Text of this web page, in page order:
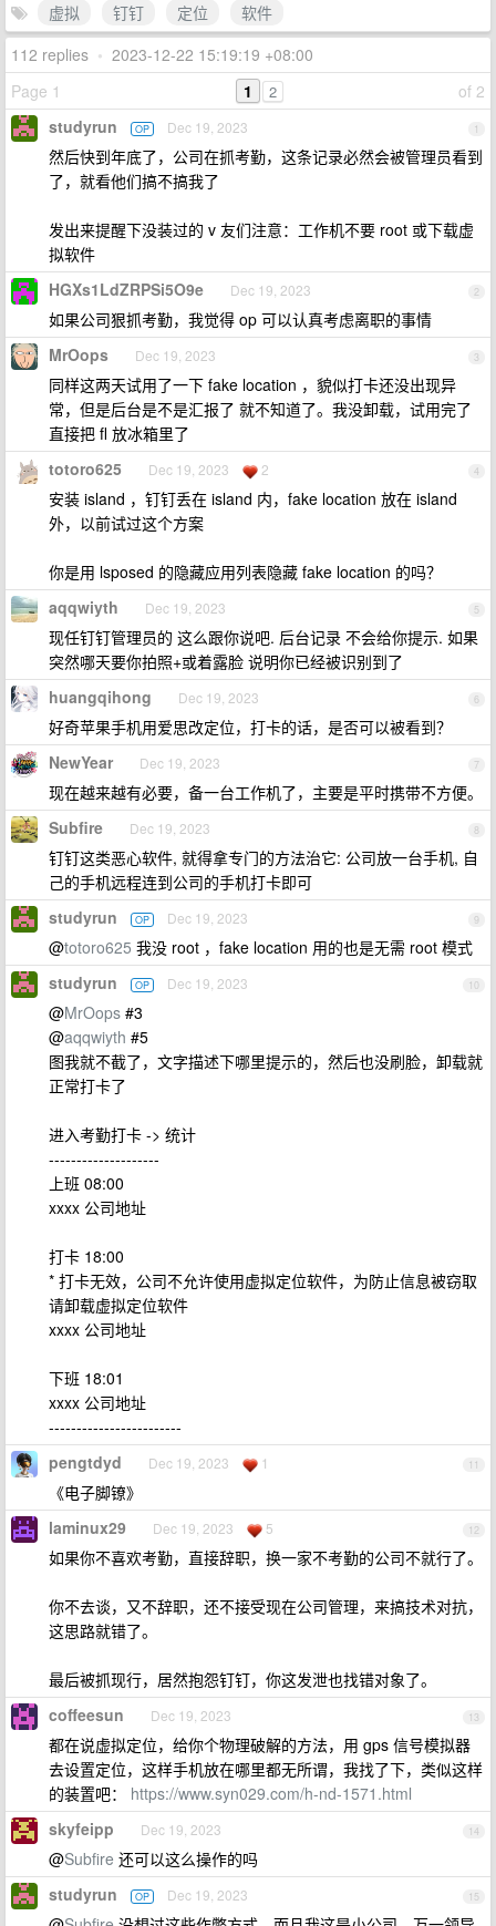
虚拟
钉钉 定位
软件
112 replies • 2023-12-22 15:19:19 +08:00
Page 1
of 2
1 2
1
studyrun OP Dec 19, 2023
然后快到年底了，公司在抓考勤，这条记录必然会被管理员看到
了，就看他们搞不搞我了
发出来提醒下没装过的 v 友们注意：工作机不要 root 或下载虚
拟软件
2
HGXs1LdZRPSi5O9e Dec 19, 2023
如果公司狠抓考勤，我觉得 op 可以认真考虑离职的事情
3
MrOops Dec 19, 2023
同样这两天试用了一下 fake location ，貌似打卡还没出现异
常，但是后台是不是汇报了 就不知道了。我没卸载，试用完了
直接把 fl 放冰箱里了
4
totoro625 Dec 19, 2023 2
安装 island ，钉钉丢在 island 内，fake location 放在 island
外，以前试过这个方案
你是用 lsposed 的隐藏应用列表隐藏 fake location 的吗？
5
aqqwiyth Dec 19, 2023
现任钉钉管理员的 这么跟你说吧. 后台记录 不会给你提示. 如果
突然哪天要你拍照+或着露脸 说明你已经被识别到了
6
huangqihong Dec 19, 2023
好奇苹果手机用爱思改定位，打卡的话，是否可以被看到？
7
NewYear Dec 19, 2023
现在越来越有必要，备一台工作机了，主要是平时携带不方便。
8
Subfire Dec 19, 2023
钉钉这类恶心软件, 就得拿专门的方法治它: 公司放一台手机, 自
己的手机远程连到公司的手机打卡即可
9
studyrun OP Dec 19, 2023
@totoro625 我没 root ，fake location 用的也是无需 root 模式
10
studyrun OP Dec 19, 2023
@MrOops #3
@aqqwiyth #5
图我就不截了，文字描述下哪里提示的，然后也没刷脸，卸载就
正常打卡了
进入考勤打卡 -> 统计
--------------------
上班 08:00
xxxx 公司地址
打卡 18:00
* 打卡无效，公司不允许使用虚拟定位软件，为防止信息被窃取
请卸载虚拟定位软件
xxxx 公司地址
下班 18:01
xxxx 公司地址
------------------------
11
pengtdyd Dec 19, 2023 1
《电子脚镣》
12
laminux29 Dec 19, 2023 5
如果你不喜欢考勤，直接辞职，换一家不考勤的公司不就行了。
你不去谈，又不辞职，还不接受现在公司管理，来搞技术对抗，
这思路就错了。
最后被抓现行，居然抱怨钉钉，你这发泄也找错对象了。
13
coffeesun Dec 19, 2023
都在说虚拟定位，给你个物理破解的方法，用 gps 信号模拟器
去设置定位，这样手机放在哪里都无所谓，我找了下，类似这样
的装置吧： https://www.syn029.com/h-nd-1571.html
14
skyfeipp Dec 19, 2023
@Subfire 还可以这么操作的吗
15
studyrun OP Dec 19, 2023